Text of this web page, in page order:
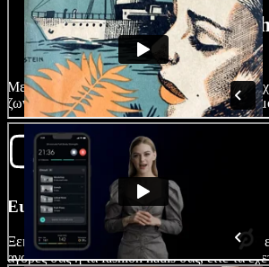
Δημιουργήστε Βίντεο
Λίγα Λεπτά
Με το Speechify Studio, οι δημιουργοί
ζωντανέψουν το fashion ταξίδι τους σε λίγα
Εισαγάγετε το Βίντεό σας
Ξεκινήστε το fashion βίντεό σας, εισάγοντας
αγορές σας ή τα fashion hauls σας, είτε τα